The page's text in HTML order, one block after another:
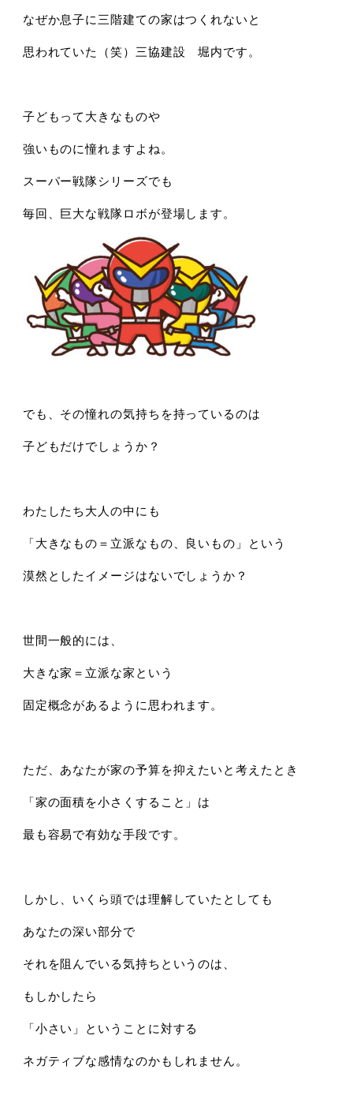
なぜか息子に三階建ての家はつくれないと
思われていた（笑）三協建設 堀内です。
子どもって大きなものや
強いものに憧れますよね。
スーパー戦隊シリーズでも
毎回、巨大な戦隊ロボが登場します。
でも、その憧れの気持ちを持っているのは
子どもだけでしょうか？
わたしたち大人の中にも
「大きなもの＝立派なもの、良いもの」という
漠然としたイメージはないでしょうか？
世間一般的には、
大きな家＝立派な家という
固定概念があるように思われます。
ただ、あなたが家の予算を抑えたいと考えたとき
「家の面積を小さくすること」は
最も容易で有効な手段です。
しかし、いくら頭では理解していたとしても
あなたの深い部分で
それを阻んでいる気持ちというのは、
もしかしたら
「小さい」ということに対する
ネガティブな感情なのかもしれません。